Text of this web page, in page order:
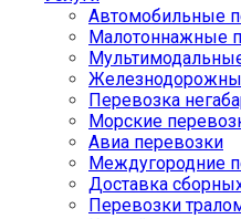
Автомобильные
Малотоннажные
Перевозка
Морские
Авиа перевозки
Междугородние
Доставка
Перевозки